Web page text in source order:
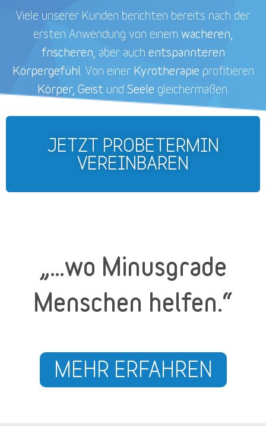
Viele unserer Kunden berichten bereits nach der
ersten Anwendung von einem wacheren,
frischeren, aber auch entspannteren
Körpergefühl. Von einer Kyrotherapie profitieren
Körper, Geistund Seele gleichermaßen.
JETZT PROBETERMIN
VEREINBAREN
„…wo Minusgrade
Menschen helfen.“
MEHR ERFAHREN